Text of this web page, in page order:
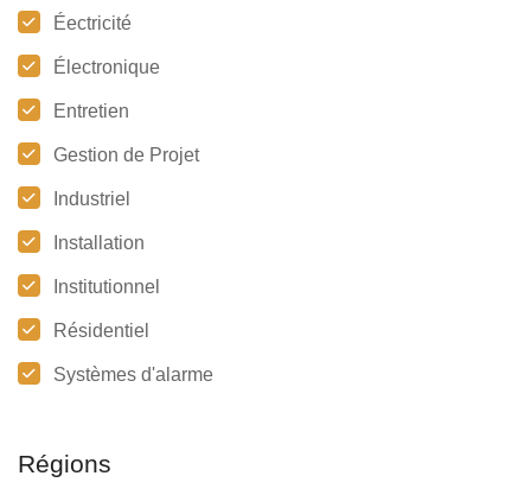
Éectricité
Électronique
Entretien
Gestion de Projet
Industriel
Installation
Institutionnel
Résidentiel
Systèmes d'alarme
Régions